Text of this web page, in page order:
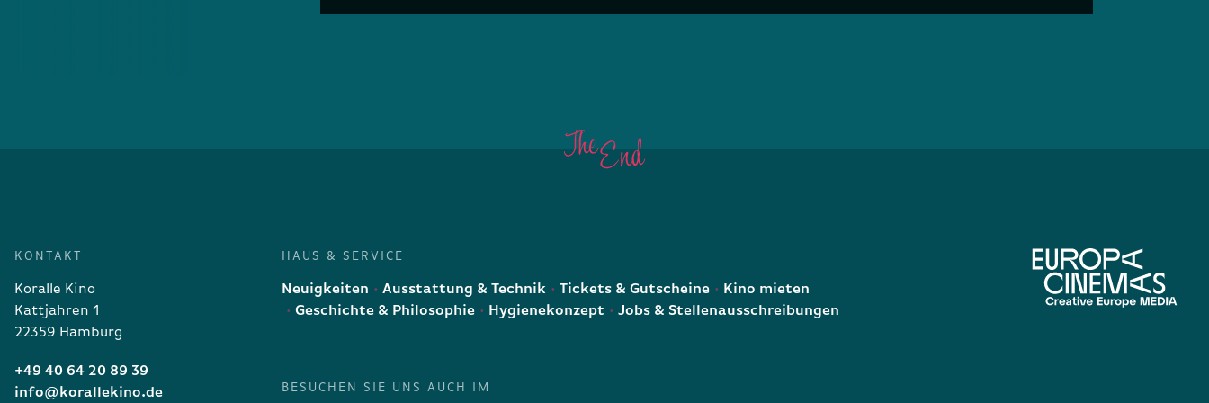
KONTAKT
Koralle Kino
Kattjahren 1
22359 Hamburg
+49 40 64 20 89 39
info@korallekino.de
HAUS & SERVICE
Neuigkeiten Ausstattung & Technik Tickets & Gutscheine
Kino mieten
Geschichte & Philosophie
Hygienekonzept Jobs & Stellenausschreibungen
BESUCHEN SIE UNS AUCH IM